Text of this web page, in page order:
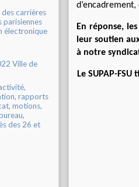
carrières
parisiennes
électronique
Ville de
rapports
motions,
des 26 et
En réponse,
leur soutien
à notre
Le SUPAP-